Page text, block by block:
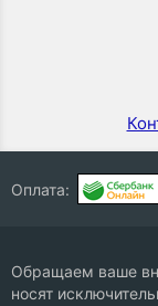
Оплата:
Обращаем ваше
носят